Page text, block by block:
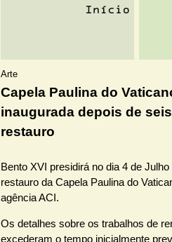
Arte
Capela Paulina do
inaugurada depois de
restauro
Bento XVI presidirá no dia 4 de
restauro da Capela Paulina do
agência ACI.
Os detalhes sobre os trabalhos de
excederam o tempo inicialmente